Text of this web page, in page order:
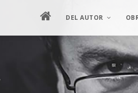
DEL AUTOR
MANIFIESTO
HOJA DE VIDA